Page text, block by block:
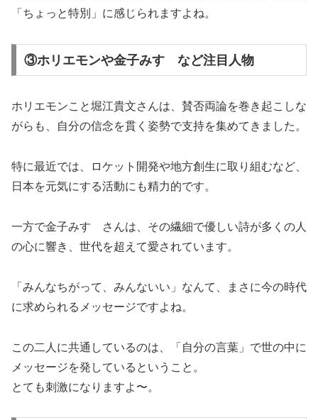
「ちょっと特別」に感じられますよね。
③ホリエモンや金子みすゞなど注目人物
ホリエモンこと堀江貴文さんは、賛否両論を巻き起こしな
がらも、自分の信念を貫く姿勢で支持を集めてきました。
特に最近では、ロケット開発や地方創生に取り組むなど、
日本を元気にする活動にも精力的です。
一方で金子みすゞさんは、その繊細で優しい詩が多くの人
の心に響き、世代を超えて愛されています。
「みんなちがって、みんないい」なんて、まさに今の時代
に求められるメッセージですよね。
この二人に共通しているのは、「自分の言葉」で世の中に
メッセージを発しているということ。
とても刺激になりますよ〜。